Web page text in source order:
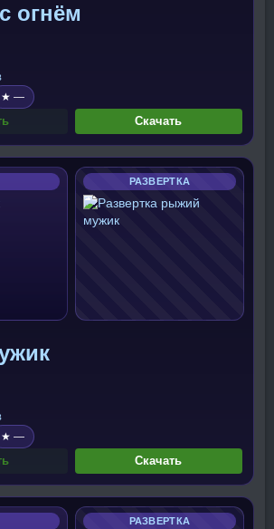
огнём
★ —
Скачать
РАЗВЕРТКА
★ —
Скачать
РАЗВЕРТКА